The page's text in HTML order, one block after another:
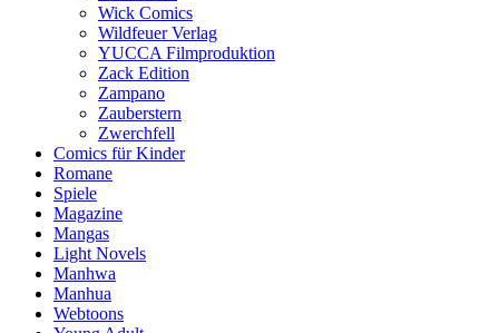
Wick Comics
Wildfeuer Verlag
YUCCA Filmproduktion
Zack Edition
Zampano
Zauberstern
Zwerchfell
Comics für Kinder
Romane
Spiele
Magazine
Mangas
Light Novels
Manhwa
Manhua
Webtoons